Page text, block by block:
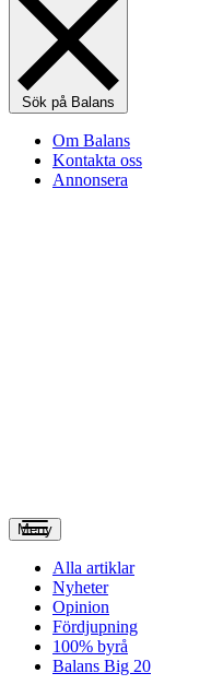
Sök på Balans
Om Balans
Kontakta oss
Annonsera
Meny
Alla artiklar
Nyheter
Opinion
Fördjupning
100% byrå
Balans Big 20